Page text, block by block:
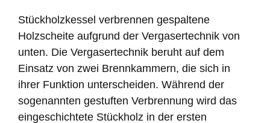
Stückholzkessel verbrennen gespaltene
Holzscheite aufgrund der Vergasertechnik von
unten. Die Vergasertechnik beruht auf dem
Einsatz von zwei Brennkammern, die sich in
ihrer Funktion unterscheiden. Während der
sogenannten gestuften Verbrennung wird das
eingeschichtete Stückholz in der ersten